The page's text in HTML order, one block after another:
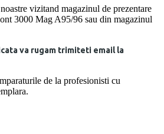
vizitand magazinul de prezentare
3000 Mag A95/96 sau din magazinul
va rugam trimiteti email la
de la profesionisti cu